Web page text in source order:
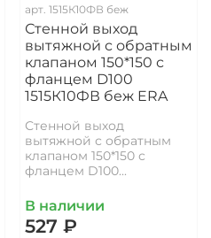
арт. 1515К10ФВ беж
Стенной выход
вытяжной с обратным
клапаном 150*150 с
фланцем D100
1515К10ФВ беж ERA
Стенной выход
вытяжной с обратным
клапаном 150*150 с
фланцем D100...
В наличии
527 ₽